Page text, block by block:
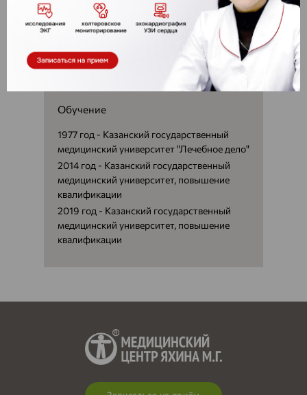
Участковый терапевт городской
поликлиники №9
Заведующая отделением врача общей
практики
Обучение
1977 год - Казанский государственный
медицинский университет "Лечебное дело"
2014 год - Казанский государственный
медицинский университет, повышение
квалификации
2019 год - Казанский государственный
медицинский университет, повышение
квалификации